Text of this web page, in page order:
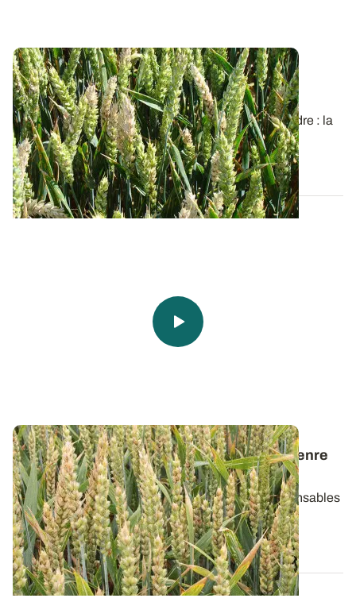
Epidémiologie :Fusarium graminearum
progresse dans le rachis
Il existe deux types de fusarioses de l’épi du blé tendre : la
fusariose « classique » due...
26 MAI 2016
Fusarioses de l'épi du blé : distinguer le genre
Fusarium deMicrodochium
Distinguer ces deux genres de champignons responsables
de fusarioses n’est pas un exercice...
02 JUIN 2016